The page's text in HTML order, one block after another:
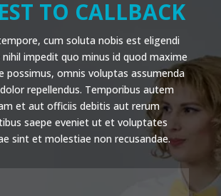
TO CALLBACK
cum soluta nobis est eligendi
impedit quo minus id quod maxime
possimus, omnis voluptas assumenda
repellendus. Temporibus autem
et aut officiis debitis aut rerum
saepe eveniet ut et voluptates
sint et molestiae non recusandae.